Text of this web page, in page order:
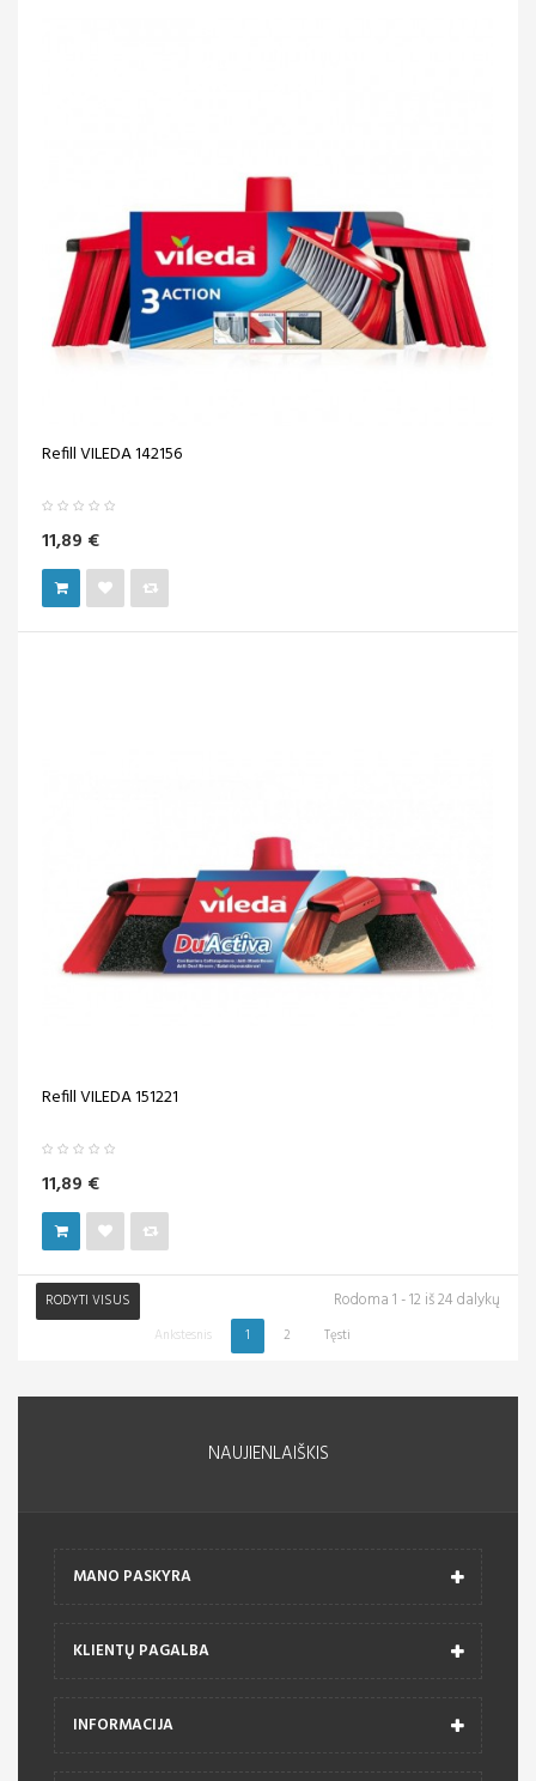
Refill VILEDA 142156
11,89 €
Refill VILEDA 151221
11,89 €
RODYTI VISUS Rodoma 1 - 12 iš 24 dalykų
Ankstesnis 1 2 Tęsti
NAUJIENLAIŠKIS
MANO PASKYRA
KLIENTŲ PAGALBA
INFORMACIJA